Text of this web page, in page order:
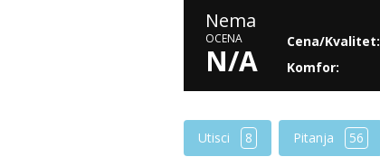
Nema
OCENA
N/A
Cena/Kvalitet:
Komfor:
Utisci 8 Pitanja 56